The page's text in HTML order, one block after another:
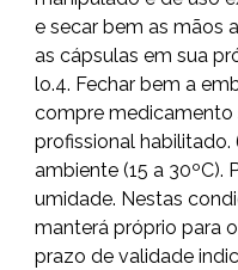
e secar bem as mãos
as cápsulas em sua
lo.4. Fechar bem a
compre medicamento
profissional
ambiente (15 a 30ºC).
umidade. Nestas
manterá próprio para
prazo de validade